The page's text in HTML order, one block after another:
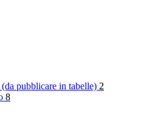
pubblicare in tabelle) 2
8